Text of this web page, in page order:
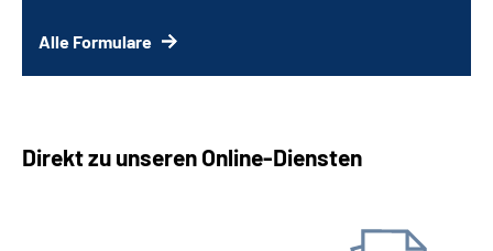
Alle Formulare
Direkt zu unseren Online-Diensten